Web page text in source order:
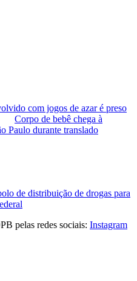
com jogos de azar é preso
Corpo de bebê chega à
Paulo durante translado
de distribuição de drogas para
pelas redes sociais: Instagram